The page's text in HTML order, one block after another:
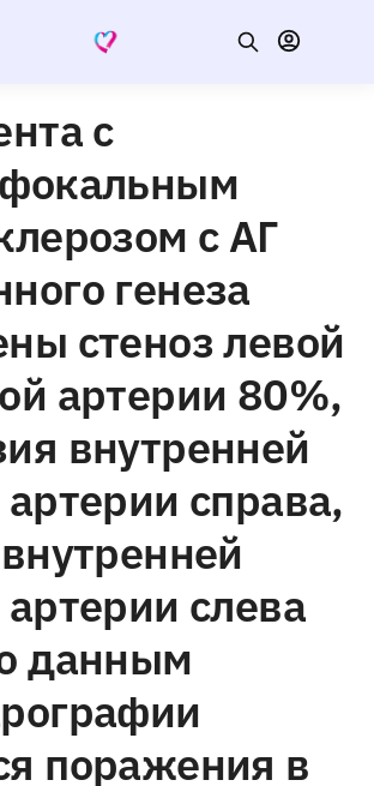
с
с АГ
генеза
стеноз левой
артерии 80%,
внутренней
справа,
слева
данным
поражения в